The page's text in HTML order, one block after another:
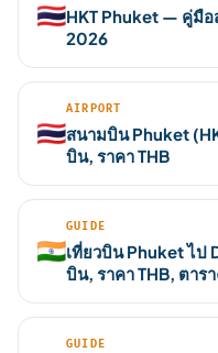
🇹🇭HKT Phuket — คู่มื
2026
🇹🇭
AIRPORT
สนามบิน Phuket
บิน, ราคา THB
🇮🇳
GUIDE
เที่ยวบิน Phuket ไป
บิน, ราคา THB, ตาร
GUIDE